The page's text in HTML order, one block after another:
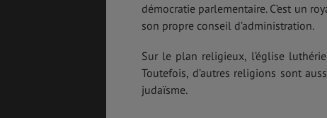
démocratie parlementaire. C’est un
son propre conseil d’administration.
Sur le plan religieux, l’église
Toutefois, d’autres religions sont
judaïsme.